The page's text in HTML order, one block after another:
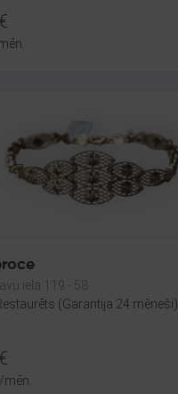
€
iela 119 - 58
(Garantija 24 mēneši)
€
/mēn.